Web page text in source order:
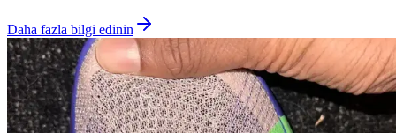
Daha fazla bilgi edinin